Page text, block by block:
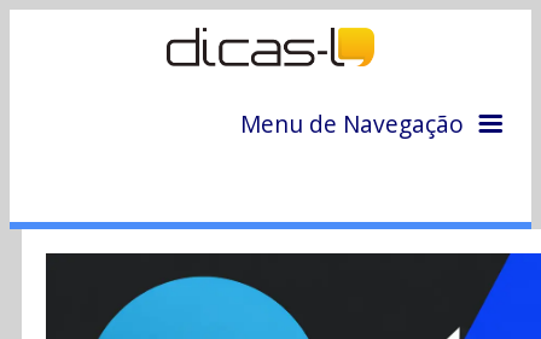
Menu de Navegação